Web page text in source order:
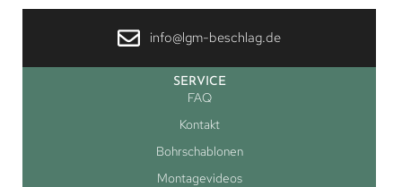
info@lgm-beschlag.de
SERVICE
FAQ
Kontakt
Bohrschablonen
Montagevideos